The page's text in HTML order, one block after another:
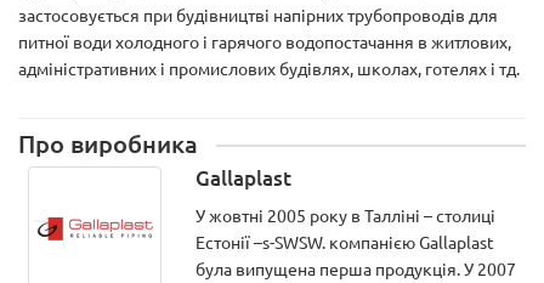
застосовується при будівництві напірних трубопроводів для
питної води холодного і гарячого водопостачання в житлових,
адміністративних і промислових будівлях, школах, готелях і тд.
Про виробника
Gallaplast
У жовтні 2005 року в Талліні – столиці
Естонії –s-SWSW. компанією Gallaplast
була випущена перша продукція. У 2007